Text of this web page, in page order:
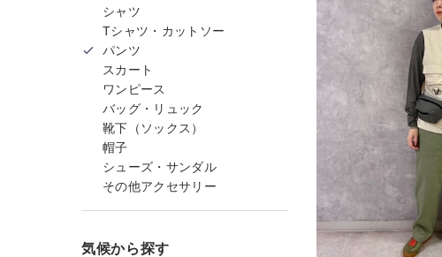
シャツ
Tシャツ・カットソー
パンツ
スカート
ワンピース
バッグ・リュック
靴下（ソックス）
帽子
シューズ・サンダル
その他アクセサリー
気候から探す